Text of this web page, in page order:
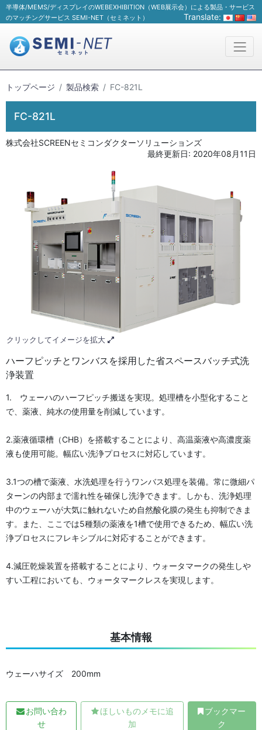
半導体/MEMS/ディスプレイのWEBEXHIBITION（WEB展示会）による製品・サービス
のマッチングサービス SEMI-NET（セミネット）
Translate:
トップページ 製品検索 FC-821L
FC-821L
株式会社SCREENセミコンダクターソリューションズ
最終更新日: 2020年08月11日
クリックしてイメージを拡大
ハーフピッチとワンバスを採用した省スペースバッチ式洗
浄装置
1. ウェーハのハーフピッチ搬送を実現。処理槽を小型化すること
で、薬液、純水の使用量を削減しています。
2.薬液循環槽（CHB）を搭載することにより、高温薬液や高濃度薬
液も使用可能。幅広い洗浄プロセスに対応しています。
3.1つの槽で薬液、水洗処理を行うワンバス処理を装備。常に微細パ
ターンの内部まで濡れ性を確保し洗浄できます。しかも、洗浄処理
中のウェーハが大気に触れないため自然酸化膜の発生も抑制できま
す。また、ここでは5種類の薬液を1槽で使用できるため、幅広い洗
浄プロセスにフレキシブルに対応することができます。
4.減圧乾燥装置を搭載することにより、ウォータマークの発生しや
すい工程においても、ウォータマークレスを実現します。
基本情報
ウェーハサイズ 200mm
お問い合わ
せ
ほしいものメモに追
加
ブックマー
ク